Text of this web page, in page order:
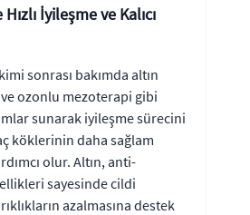
İyileşme ve Kalıcı
sonrası bakımda altın
ozonlu mezoterapi gibi
sunarak iyileşme sürecini
köklerinin daha sağlam
olur. Altın, anti-
sayesinde cildi
azalmasına destek